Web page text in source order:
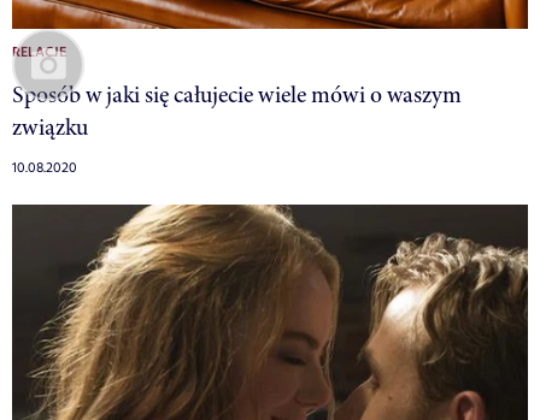
RELACJE
Sposób w jaki się całujecie wiele mówi o waszym
związku
10.08.2020